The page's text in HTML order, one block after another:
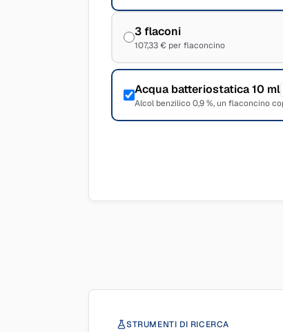
3 flaconi
107,33 € per flaconcino
Acqua batteriostatica 10 ml
Alcol benzilico 0,9 %, un flaconcino
STRUMENTI DI RICERCA